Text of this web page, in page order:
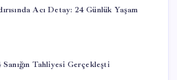
Acı Detay: 24 Günlük Yaşam
Tahliyesi Gerçekleşti